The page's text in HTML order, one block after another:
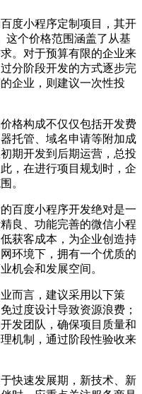
度小程序定制项目，其开
这个价格范围涵盖了从基
。对于预算有限的企业来
分阶段开发的方式逐步完
企业，则建议一次性投
格构成不仅仅包括开发费
托管、域名申请等附加成
期开发到后期运营，总投
，在进行项目规划时，企
。
百度小程序开发绝对是一
良、功能完善的微信小程
获客成本，为企业创造持
环境下，拥有一个优质的
机会和发展空间。
而言，建议采用以下策
过度设计导致资源浪费；
发团队，确保项目质量和
机制，通过阶段性验收来
快速发展期，新技术、新